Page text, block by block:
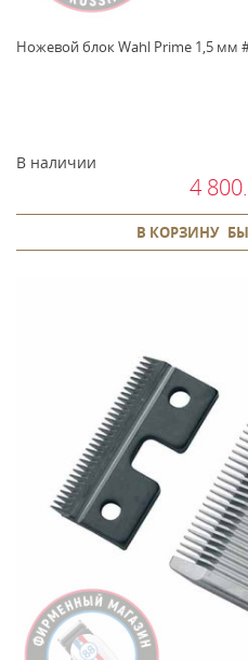
Ножевой блок Wahl Prime 1,5 мм
В наличии
4
В КОРЗИНУ